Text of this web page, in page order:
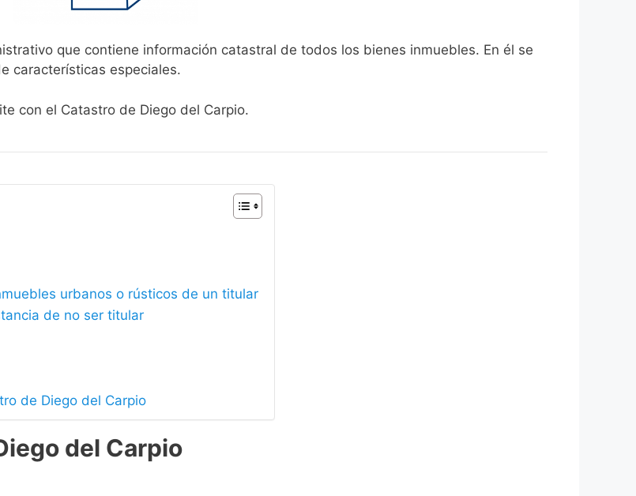
que contiene información catastral de todos los bienes inmuebles. En él se
características especiales.
con el Catastro de Diego del Carpio.
urbanos o rústicos de un titular
de no ser titular
de Diego del Carpio
del Carpio